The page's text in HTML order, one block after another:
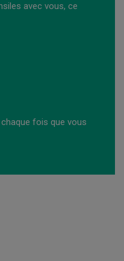
avec vous, ce
fois que vous